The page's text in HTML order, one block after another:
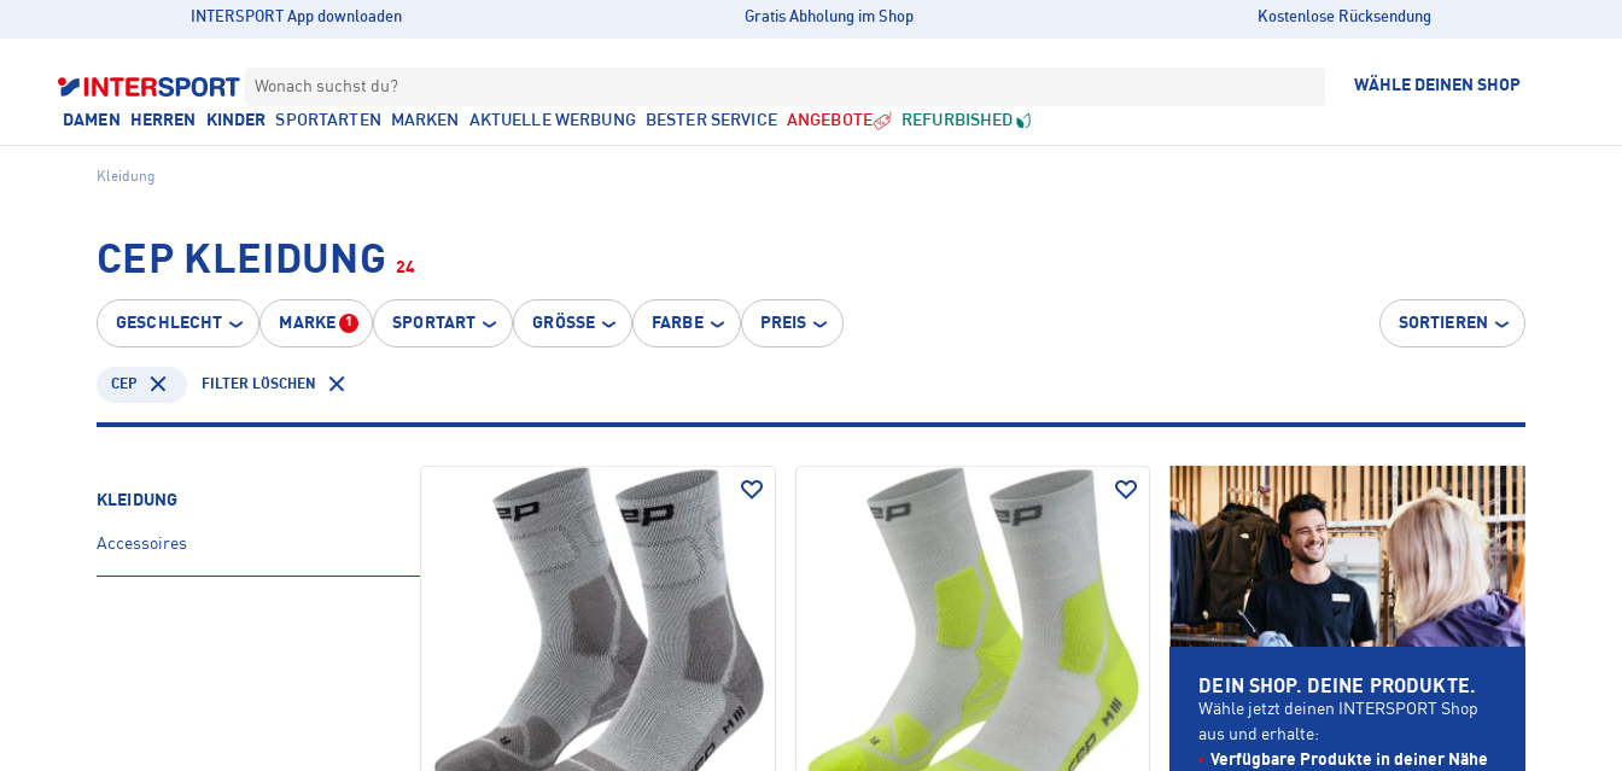
INTERSPORT App downloaden Gratis Abholung im Shop Kostenlose Rücksendung
Wonach suchst du? WÄHLE DEINEN SHOP
DAMEN HERREN KINDER SPORTARTEN MARKEN AKTUELLE WERBUNG BESTER SERVICE ANGEBOTE REFURBISHED
Kleidung
CEP KLEIDUNG 24
GESCHLECHT MARKE 1 SPORTART GRÖSSE FARBE PREIS SORTIEREN
CEP FILTER LÖSCHEN
KLEIDUNG
Accessoires
DEIN SHOP. DEINE PRODUKTE.
Wähle jetzt deinen INTERSPORT Shop
aus und erhalte:
Verfügbare Produkte in deiner Nähe